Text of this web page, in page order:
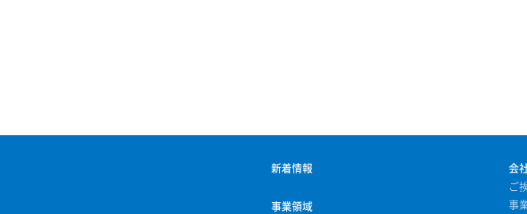
新着情報
事業領域
会
ご
事